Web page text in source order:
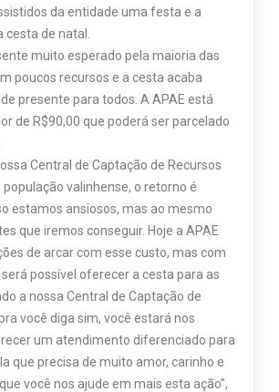
da entidade uma festa e a
cesta de natal.
muito esperado pela maioria das
poucos recursos e a cesta acaba
presente para todos. A APAE está
de R$90,00 que poderá ser parcelado
Central de Captação de Recursos
valinhense, o retorno é
estamos ansiosos, mas ao mesmo
que iremos conseguir. Hoje a APAE
de arcar com esse custo, mas com
possível oferecer a cesta para as
a nossa Central de Captação de
você diga sim, você estará nos
um atendimento diferenciado para
que precisa de muito amor, carinho e
você nos ajude em mais esta ação”,